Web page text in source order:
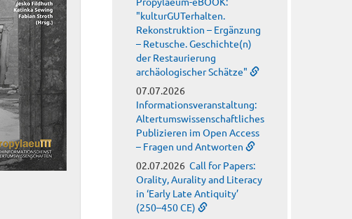
"kulturGUTerhalten.
Rekonstruktion – Ergänzung
– Retusche. Geschichte(n)
der Restaurierung
archäologischer Schätze"
07.07.2026
Informationsveranstaltung:
Altertumswissenschaftliches
Publizieren im Open Access
– Fragen und Antworten
02.07.2026 Call for Papers:
Orality, Aurality and Literacy
in ‘Early Late Antiquity’
(250–450 CE)